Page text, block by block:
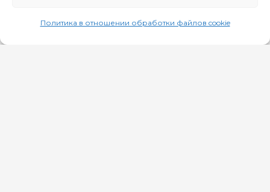
Политика в отношении обработки файлов cookie